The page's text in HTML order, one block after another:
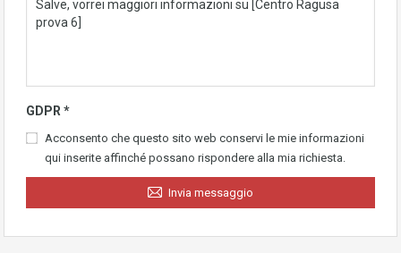
GDPR*
Acconsento che questo sito web conservi le mie informazioni
qui inserite affinché possano rispondere alla mia richiesta.
Invia messaggio